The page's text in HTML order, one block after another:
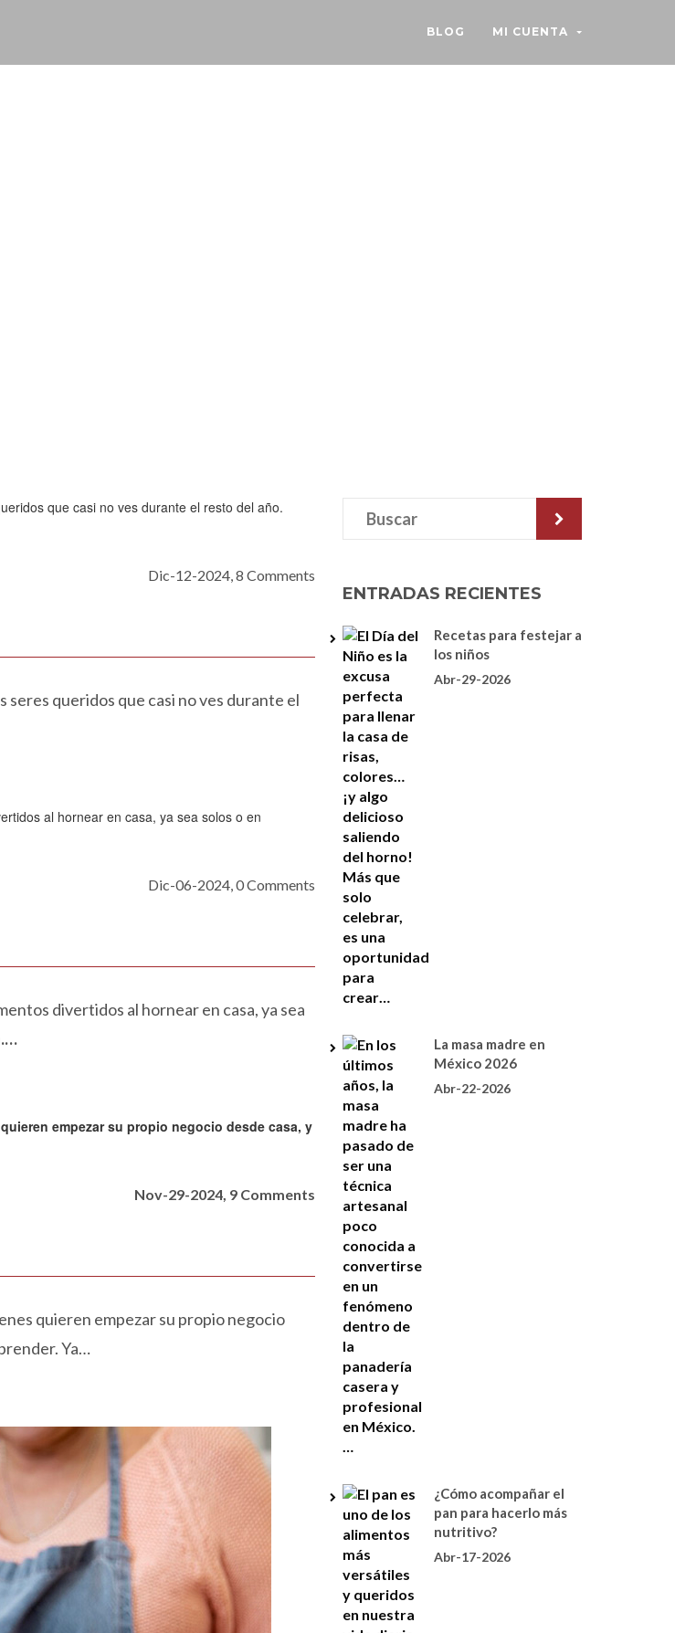
BLOG MI CUENTA
Dic-12-2024, 8 Comments
seres queridos que casi no ves durante el
Dic-06-2024, 0 Comments
divertidos al hornear en casa, ya sea
Nov-29-2024, 9 Comments
quieren empezar su propio negocio
Ya…
ENTRADAS RECIENTES
Recetas para festejar a
los niños
Abr-29-2026
La masa madre en
México 2026
Abr-22-2026
¿Cómo acompañar el
pan para hacerlo más
nutritivo?
Abr-17-2026